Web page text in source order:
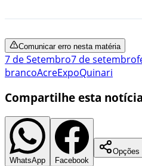
Comunicar erro nesta matéria
7 de Setembro7 de setembro
brancoAcreExpoQuinari
Compartilhe esta notícia
WhatsApp Facebook
Opções